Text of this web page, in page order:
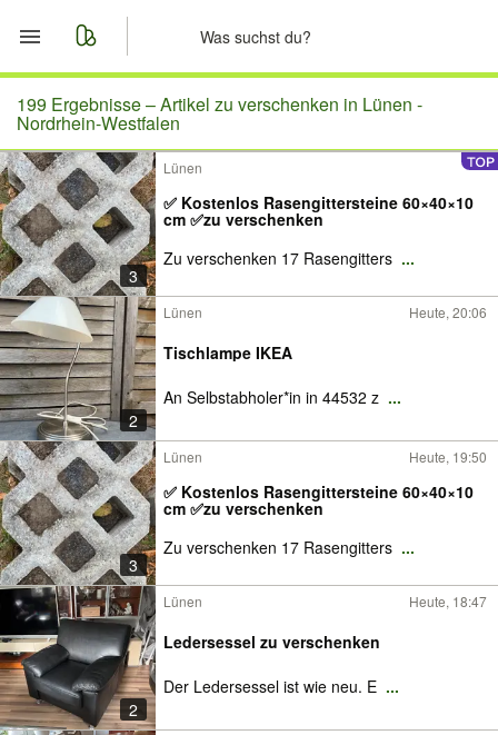
Start
Merkliste
Nachrichten
Anzeige aufgeben
199 Ergebnisse –Artikel zu verschenken in Lünen -
Nordrhein-Westfalen
3
Lünen
✅ Kostenlos Rasengittersteine 60×40×10
cm ✅zu verschenken
Zu verschenken 17 Rasengitters ...
2
Lünen Heute, 20:06
Tischlampe IKEA
An Selbstabholer*in in 44532 z ...
3
Lünen Heute, 19:50
✅ Kostenlos Rasengittersteine 60×40×10
cm ✅zu verschenken
Zu verschenken 17 Rasengitters ...
2
Lünen Heute, 18:47
Ledersessel zu verschenken
Der Ledersessel ist wie neu. E ...